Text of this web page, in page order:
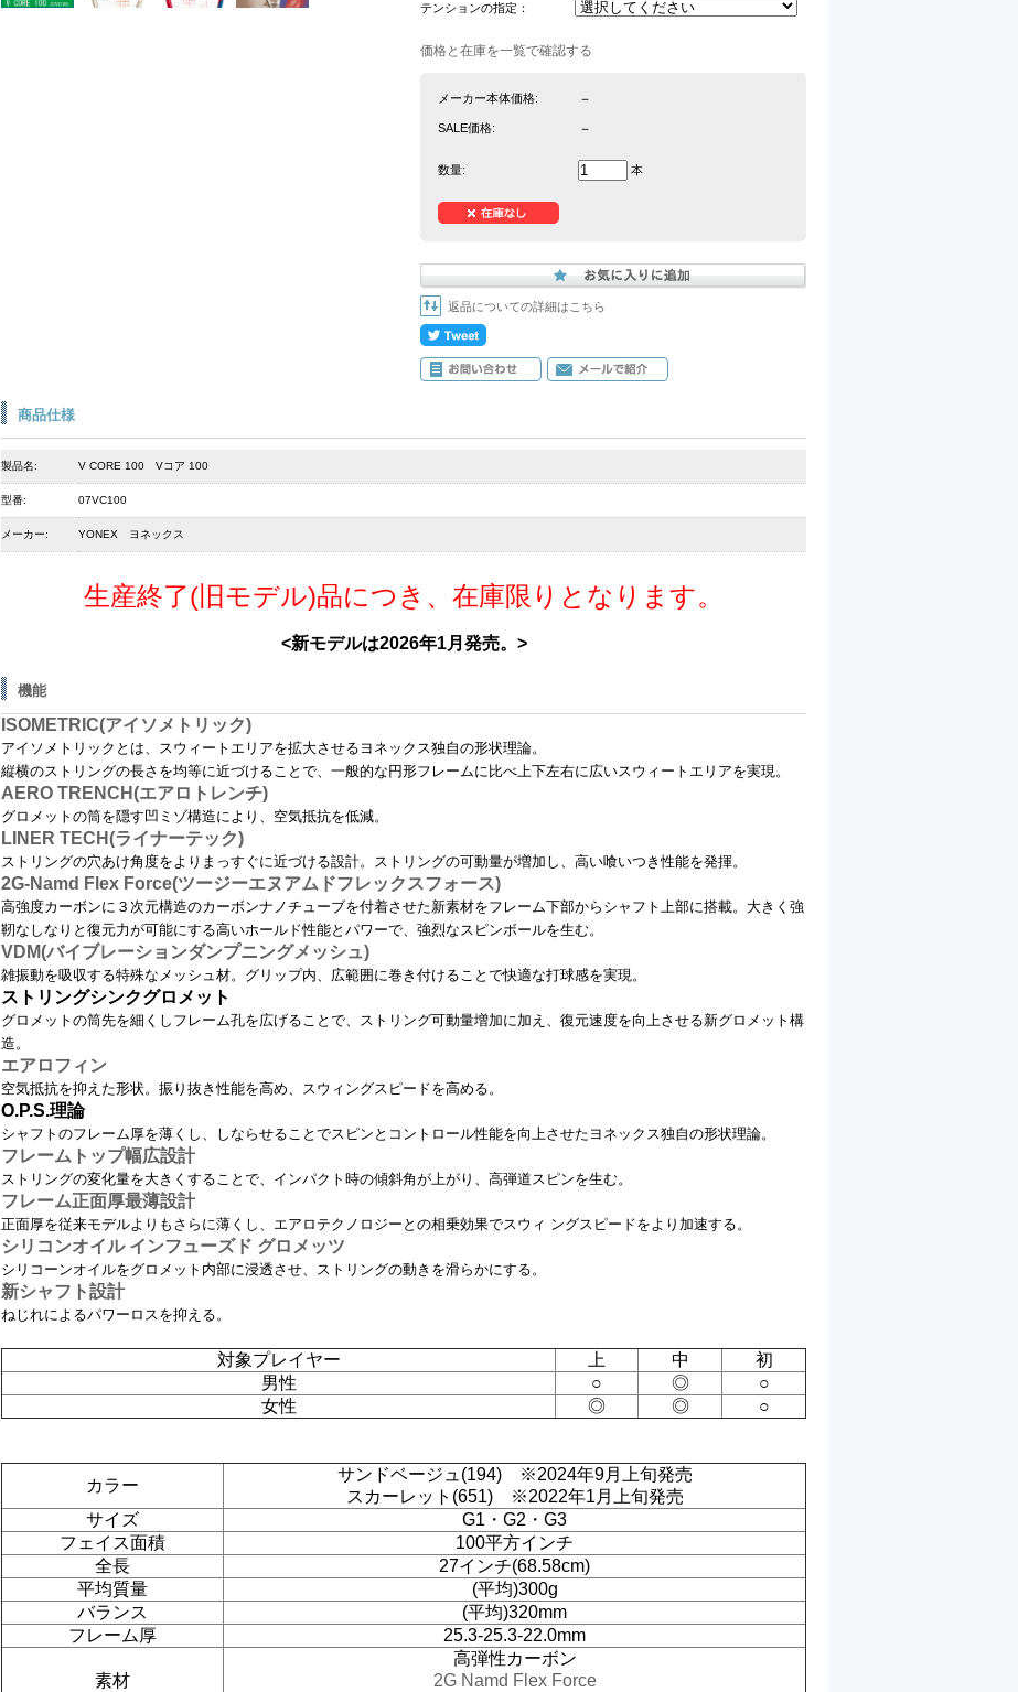
テンションの指定：
価格と在庫を一覧で確認する
メーカー本体価格: －
SALE価格: －
数量: 本
返品についての詳細はこちら
商品仕様
製品名: V CORE 100 Vコア 100
型番: 07VC100
メーカー: YONEX ヨネックス
生産終了(旧モデル)品につき、在庫限りとなります。
<新モデルは2026年1月発売。>
機能
ISOMETRIC(アイソメトリック)
アイソメトリックとは、スウィートエリアを拡大させるヨネックス独自の形状理論。
縦横のストリングの長さを均等に近づけることで、一般的な円形フレームに比べ上下左右に広いスウィートエリアを実現。
AERO TRENCH(エアロトレンチ)
グロメットの筒を隠す凹ミゾ構造により、空気抵抗を低減。
LINER TECH(ライナーテック)
ストリングの穴あけ角度をよりまっすぐに近づける設計。ストリングの可動量が増加し、高い喰いつき性能を発揮。
2G-Namd Flex Force(ツージーエヌアムドフレックスフォース)
高強度カーボンに３次元構造のカーボンナノチューブを付着させた新素材をフレーム下部からシャフト上部に搭載。大きく強
靭なしなりと復元力が可能にする高いホールド性能とパワーで、強烈なスピンボールを生む。
VDM(バイブレーションダンプニングメッシュ)
雑振動を吸収する特殊なメッシュ材。グリップ内、広範囲に巻き付けることで快適な打球感を実現。
ストリングシンクグロメット
グロメットの筒先を細くしフレーム孔を広げることで、ストリング可動量増加に加え、復元速度を向上させる新グロメット構
造。
エアロフィン
空気抵抗を抑えた形状。振り抜き性能を高め、スウィングスピードを高める。
O.P.S.理論
シャフトのフレーム厚を薄くし、しならせることでスピンとコントロール性能を向上させたヨネックス独自の形状理論。
フレームトップ幅広設計
ストリングの変化量を大きくすることで、インパクト時の傾斜角が上がり、高弾道スピンを生む。
フレーム正面厚最薄設計
正面厚を従来モデルよりもさらに薄くし、エアロテクノロジーとの相乗効果でスウィ ングスピードをより加速する。
シリコンオイル インフューズド グロメッツ
シリコーンオイルをグロメット内部に浸透させ、ストリングの動きを滑らかにする。
新シャフト設計
ねじれによるパワーロスを抑える。
対象プレイヤー 上 中
初
男性
○ ◎
○
女性
◎ ◎ ○
カラー
サンドベージュ(194) ※2024年9月上旬発売
スカーレット(651) ※2022年1月上旬発売
サイズ
G1・G2・G3
フェイス面積
100平方インチ
全長
27インチ(68.58cm)
平均質量
(平均)300g
バランス
(平均)320mm
フレーム厚
25.3-25.3-22.0mm
素材
高弾性カーボン
2G Namd Flex Force